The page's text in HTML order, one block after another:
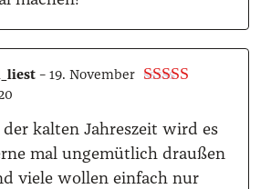
– 19. November
kal­ten Jah­res­zeit wird es
mal unge­müt­lich drau­ßen
vie­le wol­len ein­fach nur